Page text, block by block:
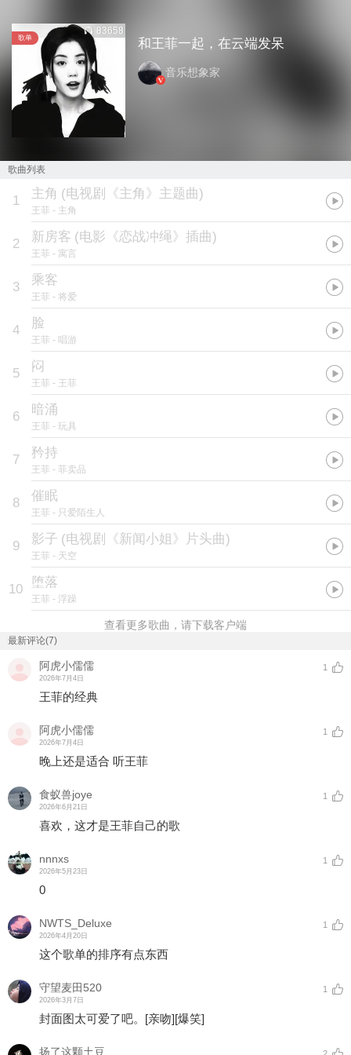
歌单
83658
和王菲一起，在云端发呆
音乐想象家
歌曲列表
1 主角 (电视剧《主角》主题曲)
王菲 - 主角
2 新房客 (电影《恋战冲绳》插曲)
王菲 - 寓言
3 乘客
王菲 - 将爱
4 脸
王菲 - 唱游
5 闷
王菲 - 王菲
6 暗涌
王菲 - 玩具
7 矜持
王菲 - 菲卖品
8 催眠
王菲 - 只爱陌生人
9 影子 (电视剧《新闻小姐》片头曲)
王菲 - 天空
10 堕落
王菲 - 浮躁
查看更多歌曲，请下载客户端
最新评论(7)
阿虎小儒儒
2026年7月4日
1
王菲的经典
阿虎小儒儒
2026年7月4日
1
晚上还是适合 听王菲
食蚁兽joye
2026年6月21日
1
喜欢，这才是王菲自己的歌
nnnxs
2026年5月23日
1
0
NWTS_Deluxe
2026年4月20日
1
这个歌单的排序有点东西
守望麦田520
2026年3月7日
1
封面图太可爱了吧。 [亲吻][爆笑]
扬了这颗土豆